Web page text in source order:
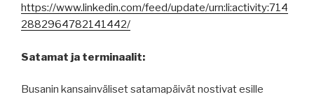
https://www.linkedin.com/feed/update/urn:li:activity:714
2882964782141442/
Satamat ja terminaalit:
Busanin kansainväliset satamapäivät nostivat esille